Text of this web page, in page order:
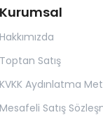
Kurumsal
Hakkımızda
Toptan Satış
KVKK Aydınlatma
Mesafeli Satış